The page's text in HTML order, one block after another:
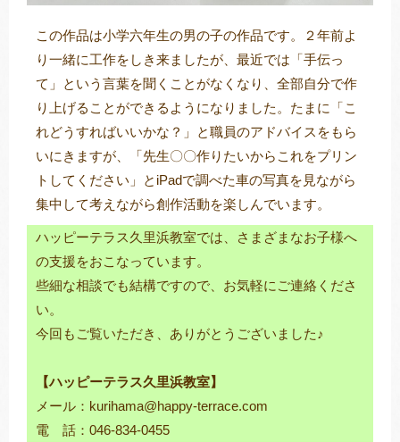
この作品は小学六年生の男の子の作品です。２年前よ
り一緒に工作をしき来ましたが、最近では「手伝っ
て」という言葉を聞くことがなくなり、全部自分で作
り上げることができるようになりました。たまに「こ
れどうすればいいかな？」と職員のアドバイスをもら
いにきますが、「先生〇〇作りたいからこれをプリン
トしてください」とiPadで調べた車の写真を見ながら
集中して考えながら創作活動を楽しんでいます。
ハッピーテラス久里浜教室では、さまざまなお子様へ
の支援をおこなっています。
些細な相談でも結構ですので、お気軽にご連絡くださ
い。
今回もご覧いただき、ありがとうございました♪
【ハッピーテラス久里浜教室】
メール：kurihama@happy-terrace.com
電 話：046-834-0455